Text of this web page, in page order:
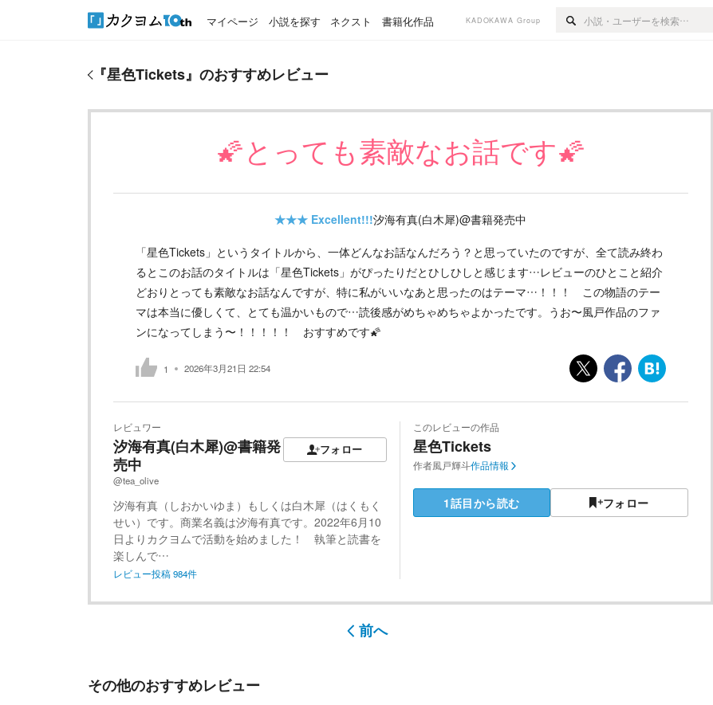
マイページ 小説を探す ネクスト 書籍化作品 KADOKAWA Group
『星色Tickets』のおすすめレビュー
🌠とっても素敵なお話です🌠
★★★ Excellent!!!汐海有真(白木犀)@書籍発売中
「星色Tickets」というタイトルから、一体どんなお話なんだろう？と思っていたのですが、全て読み終わ
るとこのお話のタイトルは「星色Tickets」がぴったりだとひしひしと感じます…レビューのひとこと紹介
どおりとっても素敵なお話なんですが、特に私がいいなあと思ったのはテーマ…！！！ この物語のテー
マは本当に優しくて、とても温かいもので…読後感がめちゃめちゃよかったです。うお〜風戸作品のファ
ンになってしまう〜！！！！！ おすすめです🌠
1 2026年3月21日 22:54
レビュワー
汐海有真(白木犀)@書籍発
売中
@tea_olive
フォロー
汐海有真（しおかいゆま）もしくは白木犀（はくもく
せい）です。商業名義は汐海有真です。2022年6月10
日よりカクヨムで活動を始めました！ 執筆と読書を
楽しんで…
レビュー投稿984件
このレビューの作品
星色Tickets
作者風戸輝斗作品情報
1話目から読む フォロー
前へ
その他のおすすめレビュー